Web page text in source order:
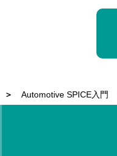
Automotive SPICE入門